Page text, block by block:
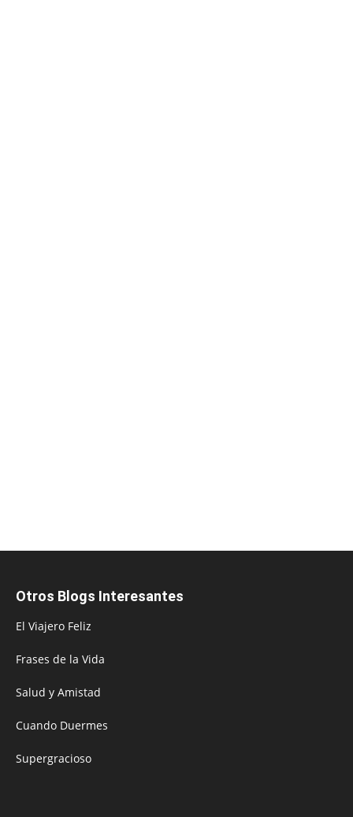
Otros Blogs Interesantes
El Viajero Feliz
Frases de la Vida
Salud y Amistad
Cuando Duermes
Supergracioso